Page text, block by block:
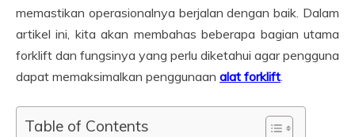
memastikan operasionalnya berjalan dengan baik. Dalam
artikel ini, kita akan membahas beberapa bagian utama
forklift dan fungsinya yang perlu diketahui agar pengguna
dapat memaksimalkan penggunaan alat forklift
Table of Contents